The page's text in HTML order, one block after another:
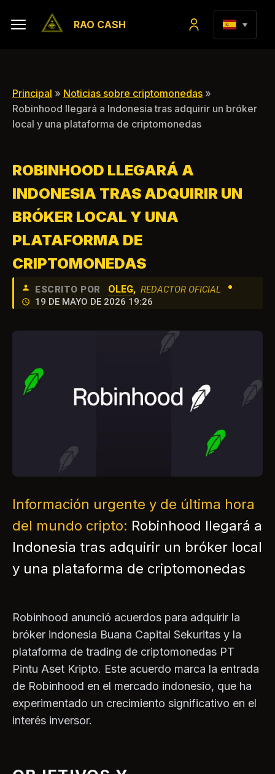
RAO CASH
Principal » Noticias sobre criptomonedas »
Robinhood llegará a Indonesia tras adquirir un bróker
local y una plataforma de criptomonedas
ROBINHOOD LLEGARÁ A
INDONESIA TRAS ADQUIRIR UN
BRÓKER LOCAL Y UNA
PLATAFORMA DE
CRIPTOMONEDAS
ESCRITO POR OLEG, REDACTOR OFICIAL •
19 DE MAYO DE 2026 19:26
Información urgente y de última hora
del mundo cripto: Robinhood llegará a
Indonesia tras adquirir un bróker local
y una plataforma de criptomonedas
Robinhood anunció acuerdos para adquirir la
bróker indonesia Buana Capital Sekuritas y la
plataforma de trading de criptomonedas PT
Pintu Aset Kripto. Este acuerdo marca la entrada
de Robinhood en el mercado indonesio, que ha
experimentado un crecimiento significativo en el
interés inversor.